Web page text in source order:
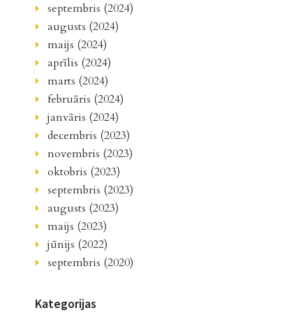
septembris (2024)
augusts (2024)
maijs (2024)
aprīlis (2024)
marts (2024)
februāris (2024)
janvāris (2024)
decembris (2023)
novembris (2023)
oktobris (2023)
septembris (2023)
augusts (2023)
maijs (2023)
jūnijs (2022)
septembris (2020)
Kategorijas